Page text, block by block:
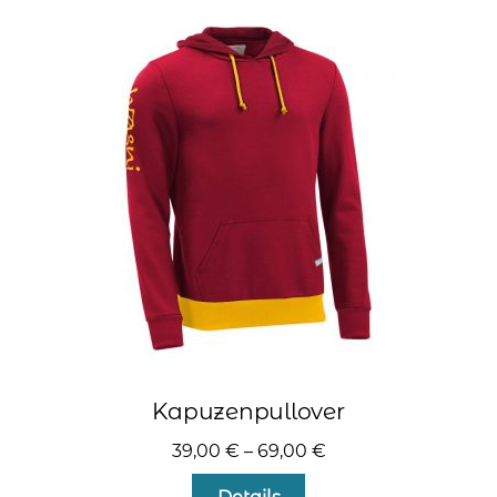
Die
Optionen
können
auf
der
Produktseite
gewählt
werden
Kapuzenpullover
39,00 € – 69,00 €